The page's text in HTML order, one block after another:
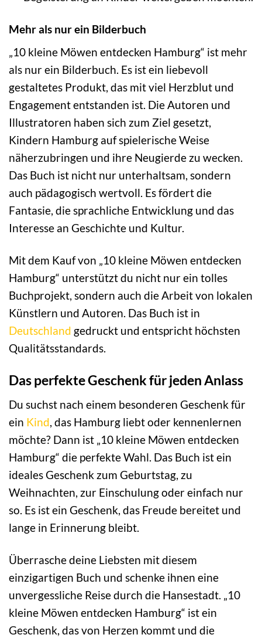
Mehr als nur ein Bilderbuch
„10 kleine Möwen entdecken Hamburg“ ist mehr
als nur ein Bilderbuch. Es ist ein liebevoll
gestaltetes Produkt, das mit viel Herzblut und
Engagement entstanden ist. Die Autoren und
Illustratoren haben sich zum Ziel gesetzt,
Kindern Hamburg auf spielerische Weise
näherzubringen und ihre Neugierde zu wecken.
Das Buch ist nicht nur unterhaltsam, sondern
auch pädagogisch wertvoll. Es fördert die
Fantasie, die sprachliche Entwicklung und das
Interesse an Geschichte und Kultur.
Mit dem Kauf von „10 kleine Möwen entdecken
Hamburg“ unterstützt du nicht nur ein tolles
Buchprojekt, sondern auch die Arbeit von lokalen
Künstlern und Autoren. Das Buch ist in
Deutschland gedruckt und entspricht höchsten
Qualitätsstandards.
Das perfekte Geschenk für jeden Anlass
Du suchst nach einem besonderen Geschenk für
ein Kind , das Hamburg liebt oder kennenlernen
möchte? Dann ist „10 kleine Möwen entdecken
Hamburg“ die perfekte Wahl. Das Buch ist ein
ideales Geschenk zum Geburtstag, zu
Weihnachten, zur Einschulung oder einfach nur
so. Es ist ein Geschenk, das Freude bereitet und
lange in Erinnerung bleibt.
Überrasche deine Liebsten mit diesem
einzigartigen Buch und schenke ihnen eine
unvergessliche Reise durch die Hansestadt. „10
kleine Möwen entdecken Hamburg“ ist ein
Geschenk, das von Herzen kommt und die